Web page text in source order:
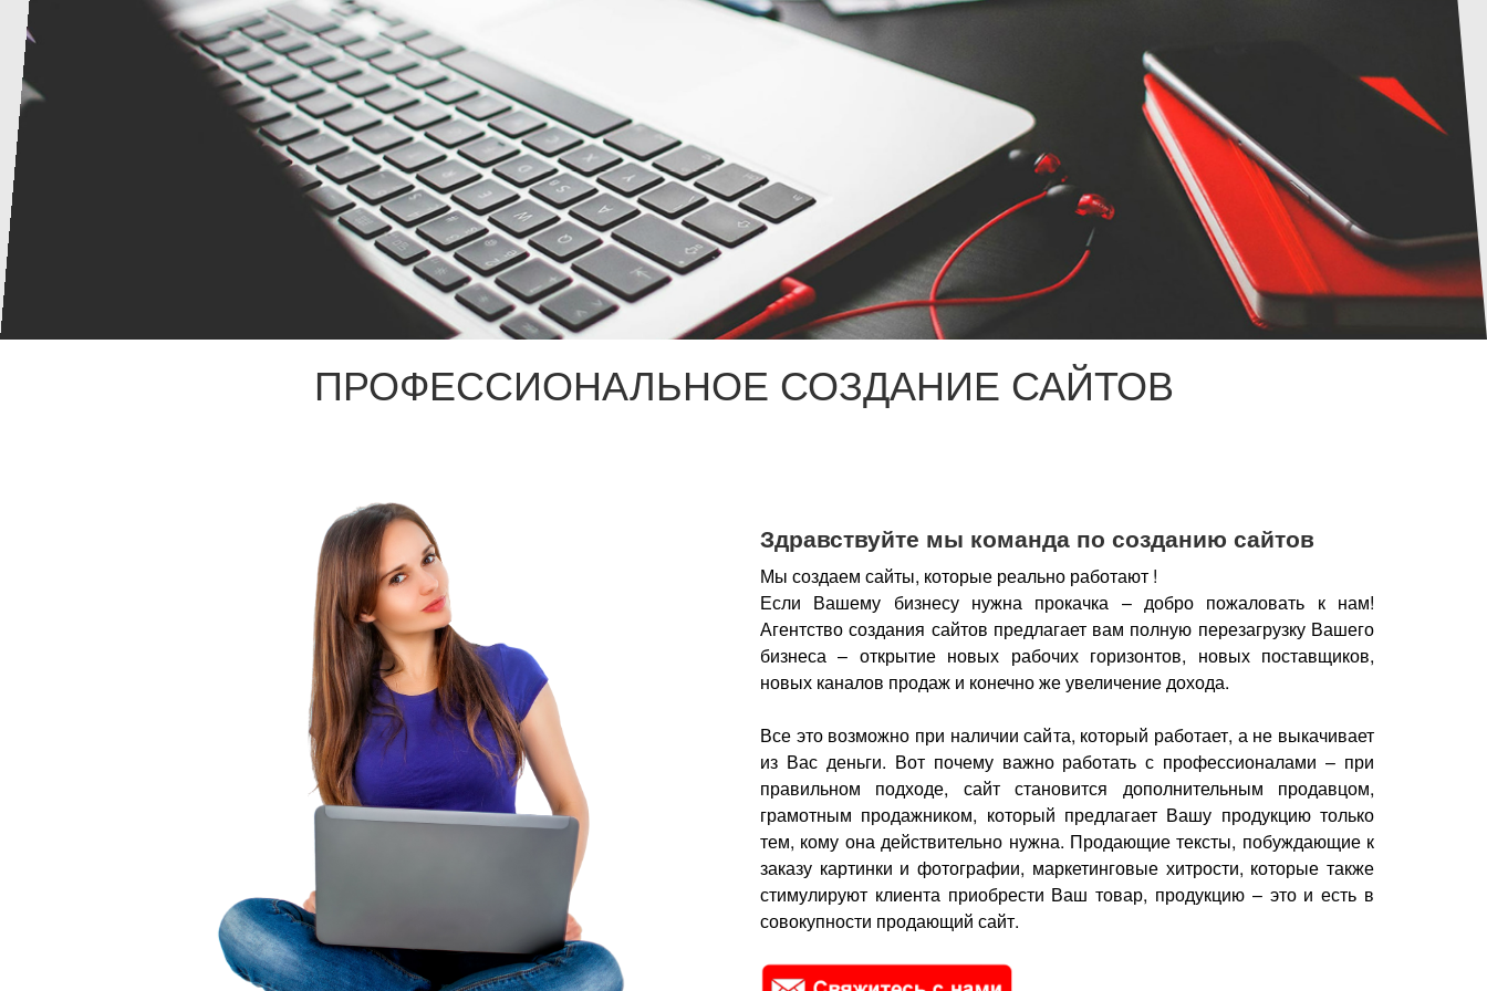
ПРОФЕССИОНАЛЬНОЕ СОЗДАНИЕ САЙТОВ
Здравствуйте мы команда по созданию сайтов
Мы создаем сайты, которые реально работают !
Если Вашему бизнесу нужна прокачка – добро пожаловать к нам!
Агентство создания сайтов предлагает вам полную перезагрузку Вашего
бизнеса – открытие новых рабочих горизонтов, новых поставщиков,
новых каналов продаж и конечно же увеличение дохода.
Все это возможно при наличии сайта, который работает, а не выкачивает
из Вас деньги. Вот почему важно работать с профессионалами – при
правильном подходе, сайт становится дополнительным продавцом,
грамотным продажником, который предлагает Вашу продукцию только
тем, кому она действительно нужна. Продающие тексты, побуждающие к
заказу картинки и фотографии, маркетинговые хитрости, которые также
стимулируют клиента приобрести Ваш товар, продукцию – это и есть в
совокупности продающий сайт.